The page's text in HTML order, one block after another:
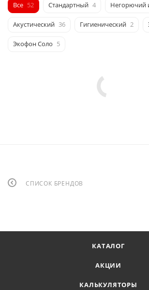
Все 52 Стандартный 4 Негорючий
Акустический 36 Гигиенический 2
Экофон Соло 5
СПИСОК БРЕНДОВ
КАТАЛОГ
АКЦИИ
КАЛЬКУЛЯТОРЫ